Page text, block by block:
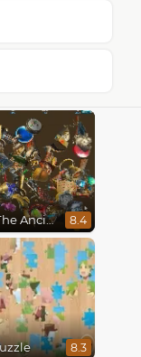
Spirit of The Ancient Forest 8.4
8.3